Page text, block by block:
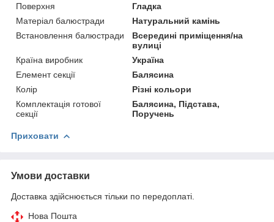
Поверхня
Гладка
Матеріал балюстради
Натуральний камінь
Встановлення балюстради
Всередині приміщення/на
вулиці
Країна виробник
Україна
Елемент секції
Балясина
Колір
Різні кольори
Комплектація готової
секції
Балясина, Підстава,
Поручень
Приховати
Умови доставки
Доставка здійснюється тільки по передоплаті.
Нова Пошта